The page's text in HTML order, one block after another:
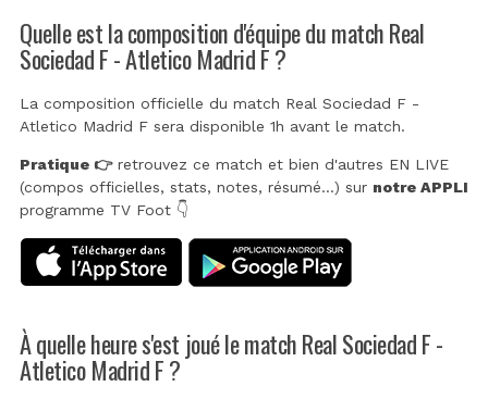
Quelle est la composition d'équipe du match Real
Sociedad F - Atletico Madrid F ?
La composition officielle du match Real Sociedad F -
Atletico Madrid F sera disponible 1h avant le match.
Pratique 👉retrouvez ce match et bien d'autres EN LIVE
(compos officielles, stats, notes, résumé...) sur notre APPLI
programme TV Foot 👇
À quelle heure s'est joué le match Real Sociedad F -
Atletico Madrid F ?